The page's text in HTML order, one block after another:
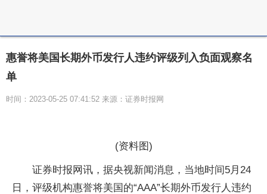
惠誉将美国长期外币发行人违约评级列入负面观察名
单
时间：2023-05-25 07:41:52 来源：证券时报网
(资料图)
证券时报网讯，据央视新闻消息，当地时间5月24
日，评级机构惠誉将美国的“AAA”长期外币发行人违约